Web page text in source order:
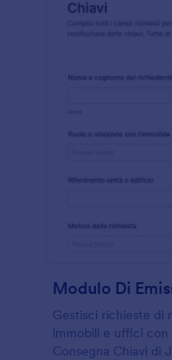
Modulo Di
Gestisci richieste di
immobili e uffici con
Consegna Chiavi di